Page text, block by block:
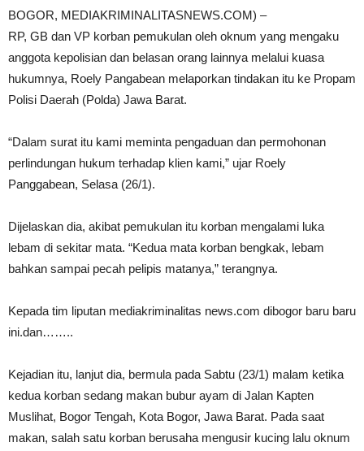
BOGOR, MEDIAKRIMINALITASNEWS.COM) –
RP, GB dan VP korban pemukulan oleh oknum yang mengaku
anggota kepolisian dan belasan orang lainnya melalui kuasa
hukumnya, Roely Pangabean melaporkan tindakan itu ke Propam
Polisi Daerah (Polda) Jawa Barat.
“Dalam surat itu kami meminta pengaduan dan permohonan
perlindungan hukum terhadap klien kami,” ujar Roely
Panggabean, Selasa (26/1).
Dijelaskan dia, akibat pemukulan itu korban mengalami luka
lebam di sekitar mata. “Kedua mata korban bengkak, lebam
bahkan sampai pecah pelipis matanya,” terangnya.
Kepada tim liputan mediakriminalitas news.com dibogor baru baru
ini.dan……..
Kejadian itu, lanjut dia, bermula pada Sabtu (23/1) malam ketika
kedua korban sedang makan bubur ayam di Jalan Kapten
Muslihat, Bogor Tengah, Kota Bogor, Jawa Barat. Pada saat
makan, salah satu korban berusaha mengusir kucing lalu oknum